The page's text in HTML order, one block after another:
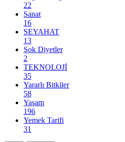
22
Sanat
16
SEYAHAT
13
Şok Diyetler
2
TEKNOLOJİ
35
Yararlı Bitkiler
58
Yaşam
196
Yemek Tarifi
31